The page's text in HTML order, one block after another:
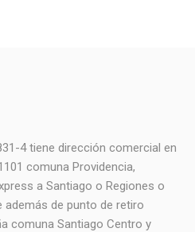
4 tiene dirección comercial en
comuna Providencia,
a Santiago o Regiones o
de punto de retiro
comuna Santiago Centro y